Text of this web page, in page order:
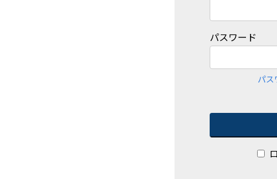
パスワード
パス